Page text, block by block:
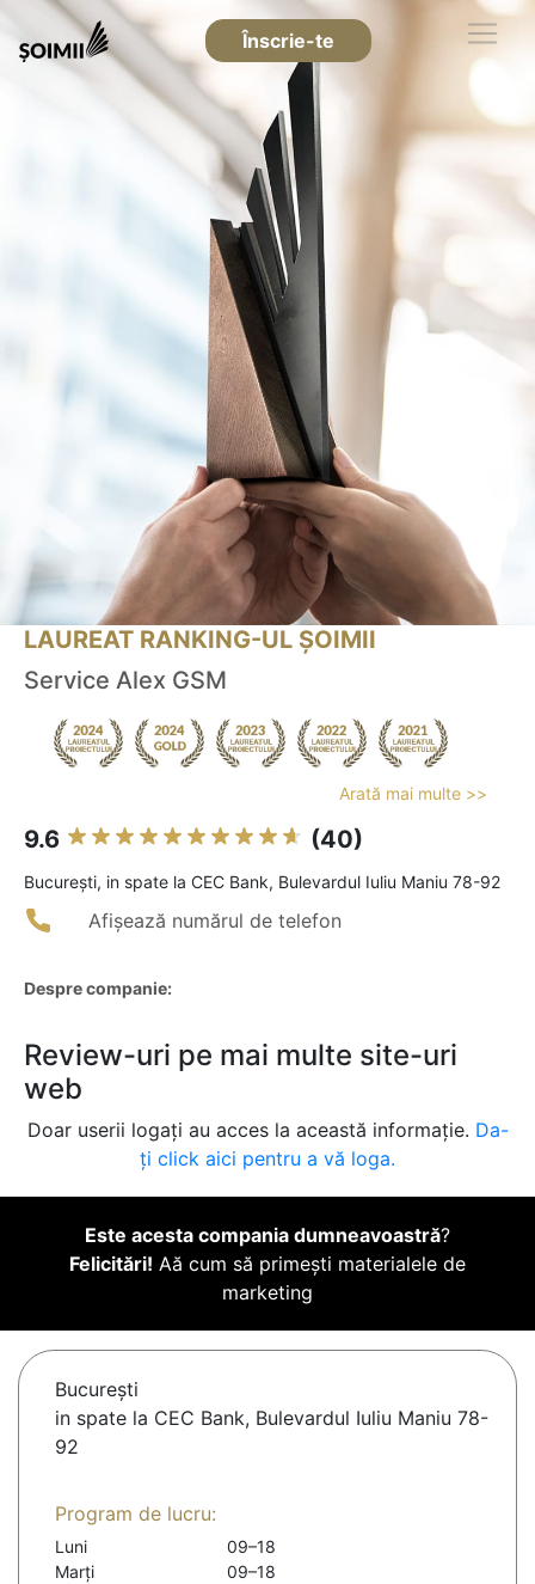
Înscrie-te
LAUREAT RANKING-UL ȘOIMII
Service Alex GSM
Arată mai multe >>
9.6 (40)
Bucureşti, in spate la CEC Bank, Bulevardul Iuliu Maniu 78-92
Afișează numărul de telefon
Despre companie:
Review-uri pe mai multe site-uri
web
Doar userii logați au acces la această informație. Da-
ți click aici pentru a vă loga.
Este acesta compania dumneavoastră?
Felicitări! Aă cum să primești materialele de
marketing
Bucureşti
in spate la CEC Bank, Bulevardul Iuliu Maniu 78-
92
Program de lucru:
Luni
09–18
Marți
09–18